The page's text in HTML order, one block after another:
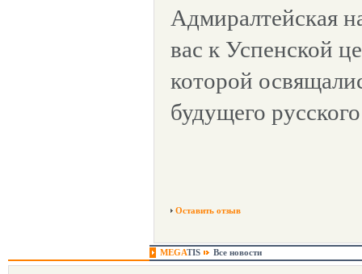
Адмиралтейская
вас к Успенской
которой
будущего
Оставить отзыв
MEGATIS Все новости